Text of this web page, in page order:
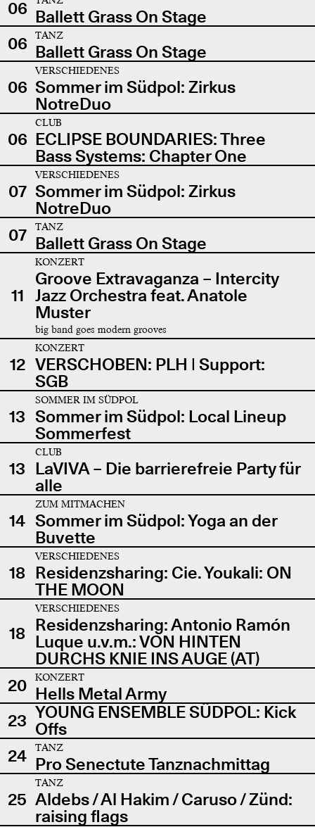
06 Ballett Grass On Stage
06
TANZ
Ballett Grass On Stage
06
VERSCHIEDENES
Sommer im Südpol: Zirkus
NotreDuo
06
CLUB
ECLIPSE BOUNDARIES: Three
Bass Systems: Chapter One
07
VERSCHIEDENES
Sommer im Südpol: Zirkus
NotreDuo
07
TANZ
Ballett Grass On Stage
11
KONZERT
Groove Extravaganza – Intercity
Jazz Orchestra feat. Anatole
Muster
big band goes modern grooves
12
KONZERT
VERSCHOBEN: PLH | Support:
SGB
13
SOMMER IM SÜDPOL
Sommer im Südpol: Local Lineup
Sommerfest
13
CLUB
LaVIVA – Die barrierefreie Party für
alle
14
ZUM MITMACHEN
Sommer im Südpol: Yoga an der
Buvette
18
VERSCHIEDENES
Residenzsharing: Cie. Youkali: ON
THE MOON
18
VERSCHIEDENES
Residenzsharing: Antonio Ramón
Luque u.v.m.: VON HINTEN
DURCHS KNIE INS AUGE (AT)
20
KONZERT
Hells Metal Army
23 YOUNG ENSEMBLE SÜDPOL: Kick
Offs
24
TANZ
Pro Senectute Tanznachmittag
25
TANZ
Aldebs / Al Hakim / Caruso / Zünd:
raising flags